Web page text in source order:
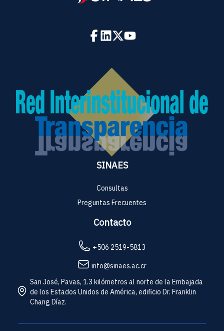
SINAES
Consultas
Preguntas Frecuentes
Contacto
+506 2519-5813
info@sinaes.ac.cr
San José, Pavas, 1.3 kilómetros al norte de la Embajada
de los Estados Unidos de América, edificio Dr. Franklin
Chang Díaz.